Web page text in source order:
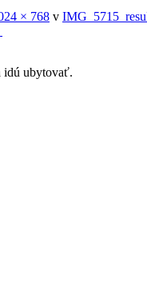
× 768 v
idú ubytovať.